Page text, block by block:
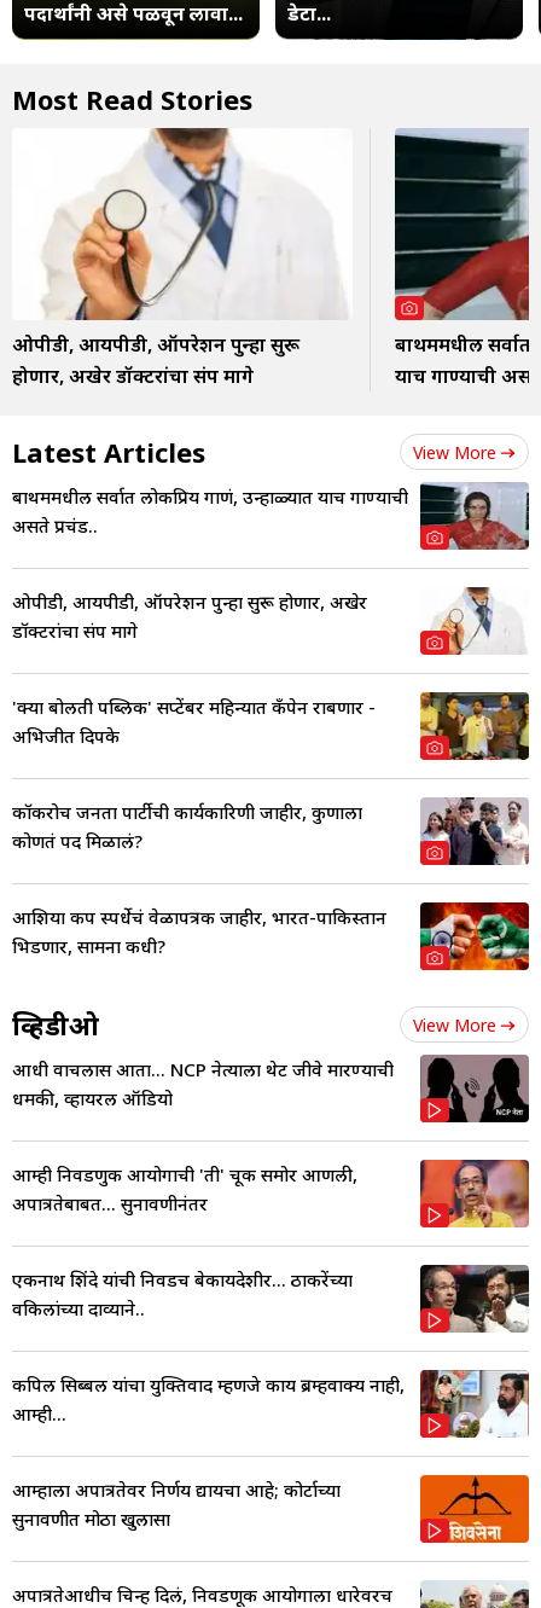
पदार्थांनी असे पळवून लावा... डेटा...
Most Read Stories
ओपीडी, आयपीडी, ऑपरेशन पुन्हा सुरू
होणार, अखेर डॉक्टरांचा संप मागे
बाथरुममधील
याच गाण्याची
Latest Articles View More
बाथरुममधील सर्वात लोकप्रिय गाणं, उन्हाळ्यात याच गाण्याची
असते प्रचंड..
ओपीडी, आयपीडी, ऑपरेशन पुन्हा सुरू होणार, अखेर
डॉक्टरांचा संप मागे
'क्या बोलती पब्लिक' सप्टेंबर महिन्यात कँपेन राबणार -
अभिजीत दिपके
कॉकरोच जनता पार्टीची कार्यकारिणी जाहीर, कुणाला
कोणतं पद मिळालं?
आशिया कप स्पर्धेचं वेळापत्रक जाहीर, भारत-पाकिस्तान
भिडणार, सामना कधी?
व्हिडीओ View More
आधी वाचलास आता... NCP नेत्याला थेट जीवे मारण्याची
धमकी, व्हायरल ऑडियो
आम्ही निवडणुक आयोगाची 'ती' चूक समोर आणली,
अपात्रतेबाबत... सुनावणीनंतर
एकनाथ शिंदे यांची निवडच बेकायदेशीर... ठाकरेंच्या
वकिलांच्या दाव्याने..
कपिल सिब्बल यांचा युक्तिवाद म्हणजे काय ब्रम्हवाक्य नाही,
आम्ही...
आम्हाला अपात्रतेवर निर्णय द्यायचा आहे; कोर्टाच्या
सुनावणीत मोठा खुलासा
अपात्रतेआधीच चिन्ह दिलं, निवडणूक आयोगाला धारेवरच